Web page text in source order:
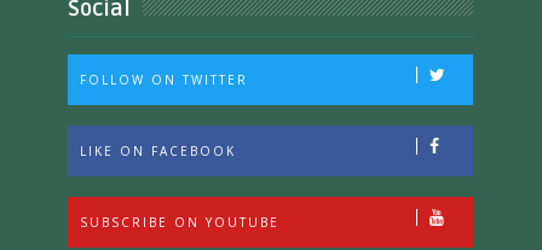
Social
FOLLOW ON TWITTER
LIKE ON FACEBOOK
SUBSCRIBE ON YOUTUBE